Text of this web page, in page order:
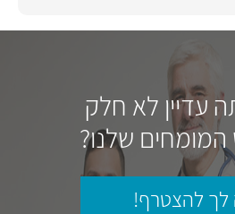
עדיין לא חלק
שלנו?
לך להצטרף!